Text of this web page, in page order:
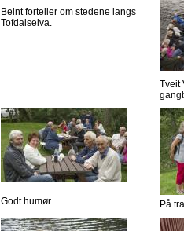
Beint forteller om stedene langs
Tofdalselva.
Tveit
Godt humør. På